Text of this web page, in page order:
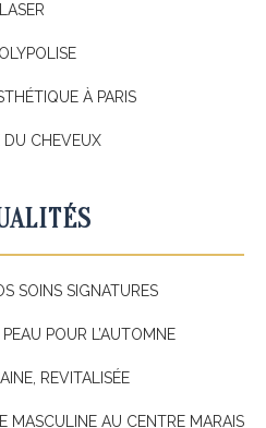
LASER
À PARIS
DU CHEVEUX
SOINS SIGNATURES
POUR L’AUTOMNE
REVITALISÉE
MASCULINE AU CENTRE MARAIS